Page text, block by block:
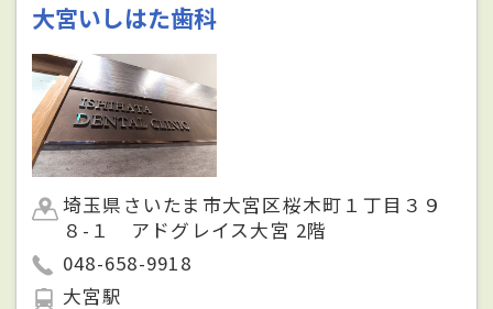
大宮いしはた歯科
埼玉県さいたま市大宮区桜木町１丁目３９
８-１ アドグレイス大宮 2階
048-658-9918
大宮駅